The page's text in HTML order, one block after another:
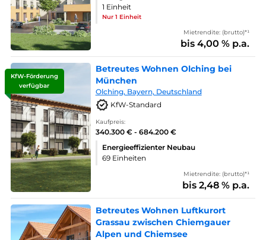
1 Einheit
Nur 1 Einheit
Mietrendite: (brutto)*¹
bis 4,00 % p.a.
KfW-Förderung
verfügbar
Betreutes Wohnen Olching bei
München
Olching, Bayern, Deutschland
KfW-Standard
Kaufpreis:
340.300 € - 684.200 €
Energieeffizienter Neubau
69 Einheiten
Mietrendite: (brutto)*¹
bis 2,48 % p.a.
Betreutes Wohnen Luftkurort
Grassau zwischen Chiemgauer
Alpen und Chiemsee